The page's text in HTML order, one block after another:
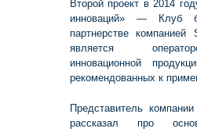
Второй проект в 2014
инноваций» — Клуб
партнерстве компанией
является
инновационной
рекомендованных к
Представитель
рассказал про